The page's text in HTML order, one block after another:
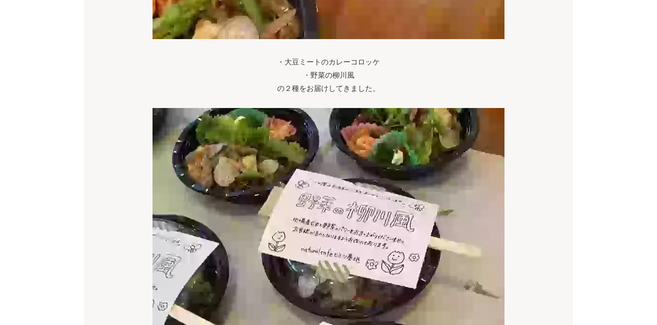
・大豆ミートのカレーコロッケ
・野菜の柳川風
の２種をお届けしてきました。